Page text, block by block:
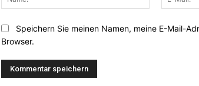
Speichern Sie meinen Namen, meine E-Mail-
Browser.